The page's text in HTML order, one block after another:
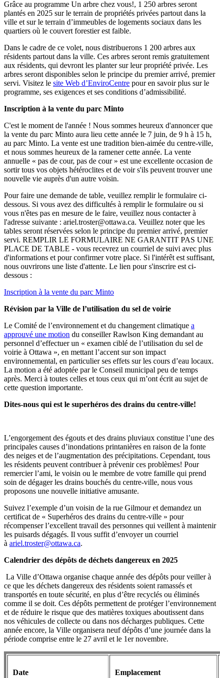
Grâce au programme Un arbre chez vous!, 1 250 arbres seront
plantés en 2025 sur le terrain de propriétés privées partout dans la
ville et sur le terrain d’immeubles de logements sociaux dans les
quartiers où le couvert forestier est faible.
Dans le cadre de ce volet, nous distribuerons 1 200 arbres aux
résidents partout dans la ville. Ces arbres seront remis gratuitement
aux résidents, qui devront les planter sur leur propriété privée. Les
arbres seront disponibles selon le principe du premier arrivé, premier
servi. Visitez le site Web d’EnviroCentre pour en savoir plus sur le
programme, ses exigences et ses conditions d’admissibilité.
Inscription à la vente du parc Minto
C'est le moment de l'année ! Nous sommes heureux d'annoncer que
la vente du parc Minto aura lieu cette année le 7 juin, de 9 h à 15 h,
au parc Minto. La vente est une tradition bien-aimée du centre-ville,
et nous sommes heureux de la ramener cette année. La vente
annuelle « pas de cour, pas de cour » est une excellente occasion de
sortir tous vos objets hétéroclites et de voir s'ils peuvent trouver une
nouvelle vie auprès d'un autre voisin.
Pour faire une demande de table, veuillez remplir le formulaire ci-
dessous. Si vous avez des difficultés à remplir le formulaire ou si
vous n'êtes pas en mesure de le faire, veuillez nous contacter à
l'adresse suivante : ariel.troster@ottawa.ca. Veuillez noter que les
tables seront réservées selon le principe du premier arrivé, premier
servi. REMPLIR LE FORMULAIRE NE GARANTIT PAS UNE
PLACE DE TABLE - vous recevrez un courriel de suivi avec plus
d'informations et pour confirmer votre place. Si l'intérêt est suffisant,
nous ouvrirons une liste d'attente. Le lien pour s'inscrire est ci-
dessous :
Inscription à la vente du parc Minto
Révision par la Ville de l’utilisation du sel de voirie
Le Comité de l’environnement et du changement climatique a
approuvé une motion du conseiller Rawlson King demandant au
personnel d’effectuer un « examen ciblé de l’utilisation du sel de
voirie à Ottawa », en mettant l’accent sur son impact
environnemental, en particulier ses effets sur les cours d’eau locaux.
La motion a été adoptée par le Conseil municipal peu de temps
après. Merci à toutes celles et tous ceux qui m’ont écrit au sujet de
cette question importante.
Dites-nous qui est le superhéros des drains du centre-ville!
L’engorgement des égouts et des drains pluviaux constitue l’une des
principales causes d’inondations printanières en raison de la fonte
des neiges et de l’augmentation des précipitations. Cependant, tous
les résidents peuvent contribuer à prévenir ces problèmes! Pour
remercier l’ami, le voisin ou le membre de votre famille qui prend
soin de dégager les drains bouchés du centre-ville, nous vous
proposons une nouvelle initiative amusante.
Suivez l’exemple d’un voisin de la rue Gilmour et demandez un
certificat de « Superhéros des drains du centre-ville » pour
récompenser l’excellent travail des personnes qui veillent à maintenir
les puisards dégagés. Il vous suffit d’envoyer un courriel
à ariel.troster@ottawa.ca.
Calendrier des dépôts de déchets dangereux en 2025
La Ville d’Ottawa organise chaque année des dépôts pour veiller à
ce que les déchets dangereux des résidents soient ramassés et
transportés en toute sécurité, en plus d’être recyclés ou éliminés
comme il se doit. Ces dépôts permettent de protéger l’environnement
et de réduire le risque que des matières toxiques aboutissent dans
nos véhicules de collecte ou dans nos décharges publiques. Cette
année encore, la Ville organisera neuf dépôts d’une journée dans la
période comprise entre le 27 avril et le 1er novembre.
Date Emplacement